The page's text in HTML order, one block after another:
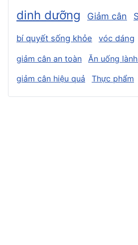
dinh dưỡng Giảm cân
bí quyết sống khỏe vóc dáng
giảm cân an toàn
Ăn uống
giảm cân hiệu quả
Thực phẩm